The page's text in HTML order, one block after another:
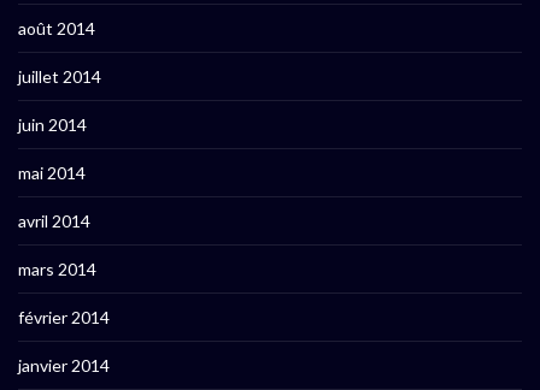
août 2014
juillet 2014
juin 2014
mai 2014
avril 2014
mars 2014
février 2014
janvier 2014